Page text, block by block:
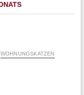
WOHNUNGSKATZEN